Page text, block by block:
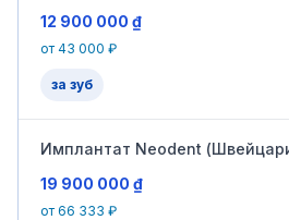
12 900 000 ₫
от 43 000 ₽
за зуб
Имплантат Neodent
19 900 000 ₫
от 66 333 ₽